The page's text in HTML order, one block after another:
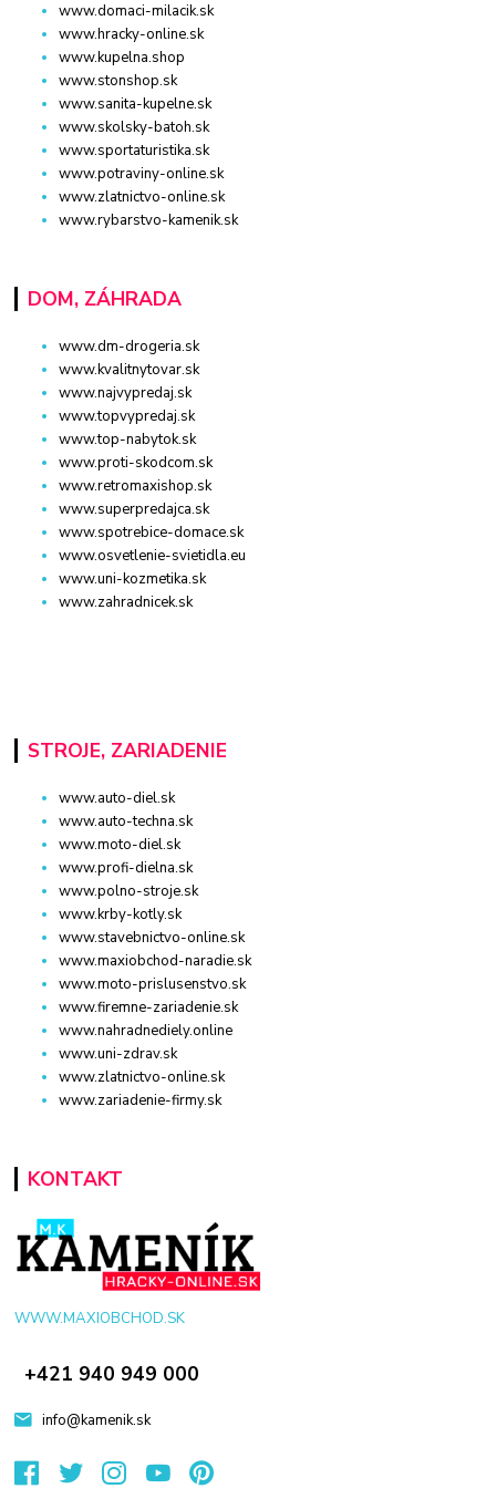
www.domaci-milacik.sk
www.hracky-online.sk
www.kupelna.shop
www.stonshop.sk
www.sanita-kupelne.sk
www.skolsky-batoh.sk
www.sportaturistika.sk
www.potraviny-online.sk
www.zlatnictvo-online.sk
www.rybarstvo-kamenik.sk
DOM, ZÁHRADA
www.dm-drogeria.sk
www.kvalitnytovar.sk
www.najvypredaj.sk
www.topvypredaj.sk
www.top-nabytok.sk
www.proti-skodcom.sk
www.retromaxishop.sk
www.superpredajca.sk
www.spotrebice-domace.sk
www.osvetlenie-svietidla.eu
www.uni-kozmetika.sk
www.zahradnicek.sk
STROJE, ZARIADENIE
www.auto-diel.sk
www.auto-techna.sk
www.moto-diel.sk
www.profi-dielna.sk
www.polno-stroje.sk
www.krby-kotly.sk
www.stavebnictvo-online.sk
www.maxiobchod-naradie.sk
www.moto-prislusenstvo.sk
www.firemne-zariadenie.sk
www.nahradnediely.online
www.uni-zdrav.sk
www.zlatnictvo-online.sk
www.zariadenie-firmy.sk
KONTAKT
WWW.MAXIOBCHOD.SK
+421 940 949 000
info@kamenik.sk